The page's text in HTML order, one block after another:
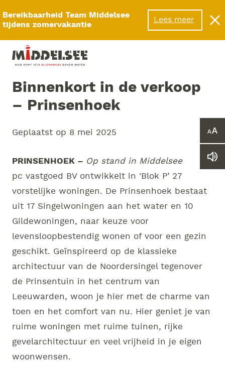
Bereikbaarheid Team Middelsee
tijdens zomervakantie
Lees meer
Menu
of
Binnenkort in de verkoop
– Prinsenhoek
Geplaatst op 8 mei 2025
PRINSENHOEK – Op stand in Middelsee
pc vastgoed BV ontwikkelt in ‘Blok P’ 27
vorstelijke woningen. De Prinsenhoek bestaat
uit 17 Singelwoningen aan het water en 10
Gildewoningen, naar keuze voor
levensloopbestendig wonen of voor een gezin
geschikt. Geïnspireerd op de klassieke
architectuur van de Noordersingel tegenover
de Prinsentuin in het centrum van
Leeuwarden, woon je hier met de charme van
toen en het comfort van nu. Hier geniet je van
ruime woningen met ruime tuinen, rijke
gevelarchitectuur en veel vrijheid in je eigen
woonwensen.